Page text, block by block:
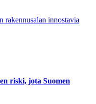
rakennusalan innostavia
riski, jota Suomen